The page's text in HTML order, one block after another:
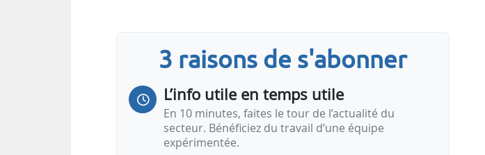
3 raisons de s'abonner
L’info utile en temps utile
En 10 minutes, faites le tour de l’actualité du
secteur. Bénéficiez du travail d’une équipe
expérimentée.